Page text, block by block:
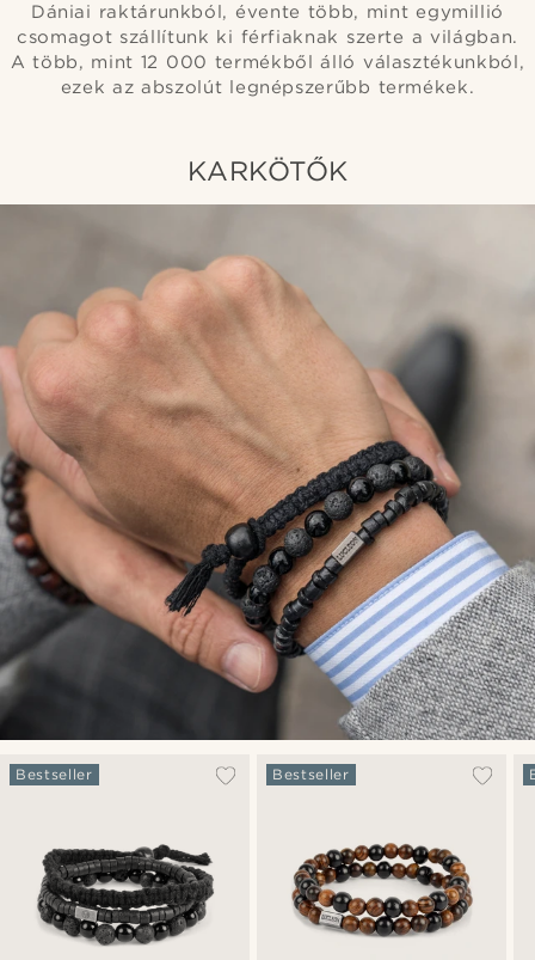
Dániai raktárunkból, évente több, mint egymillió
csomagot szállítunk ki férfiaknak szerte a világban.
A több, mint 12 000 termékből álló választékunkból,
ezek az abszolút legnépszerűbb termékek.
KARKÖTŐK
Bestseller Bestseller